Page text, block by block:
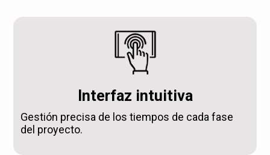
Interfaz intuitiva
Gestión precisa de los tiempos de cada fase
del proyecto.